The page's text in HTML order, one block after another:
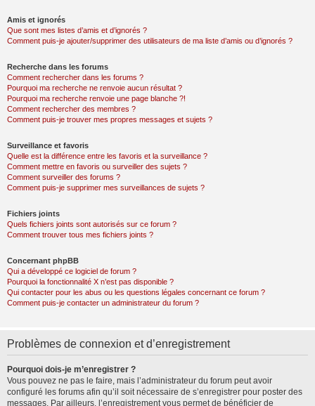
Amis et ignorés
Que sont mes listes d’amis et d’ignorés ?
Comment puis-je ajouter/supprimer des utilisateurs de ma liste d’amis ou d’ignorés ?
Recherche dans les forums
Comment rechercher dans les forums ?
Pourquoi ma recherche ne renvoie aucun résultat ?
Pourquoi ma recherche renvoie une page blanche ?!
Comment rechercher des membres ?
Comment puis-je trouver mes propres messages et sujets ?
Surveillance et favoris
Quelle est la différence entre les favoris et la surveillance ?
Comment mettre en favoris ou surveiller des sujets ?
Comment surveiller des forums ?
Comment puis-je supprimer mes surveillances de sujets ?
Fichiers joints
Quels fichiers joints sont autorisés sur ce forum ?
Comment trouver tous mes fichiers joints ?
Concernant phpBB
Qui a développé ce logiciel de forum ?
Pourquoi la fonctionnalité X n’est pas disponible ?
Qui contacter pour les abus ou les questions légales concernant ce forum ?
Comment puis-je contacter un administrateur du forum ?
Problèmes de connexion et d’enregistrement
Pourquoi dois-je m’enregistrer ?
Vous pouvez ne pas le faire, mais l’administrateur du forum peut avoir
configuré les forums afin qu’il soit nécessaire de s’enregistrer pour poster des
messages. Par ailleurs, l’enregistrement vous permet de bénéficier de